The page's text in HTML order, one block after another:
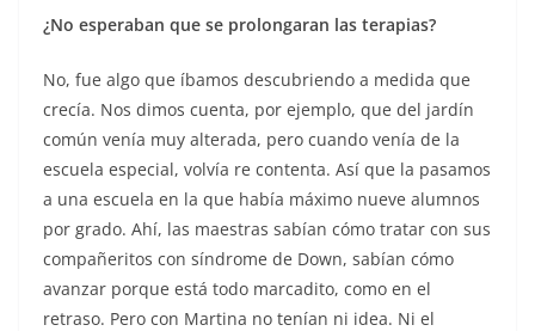
¿No esperaban que se prolongaran las terapias?
No, fue algo que íbamos descubriendo a medida que
crecía. Nos dimos cuenta, por ejemplo, que del jardín
común venía muy alterada, pero cuando venía de la
escuela especial, volvía re contenta. Así que la pasamos
a una escuela en la que había máximo nueve alumnos
por grado. Ahí, las maestras sabían cómo tratar con sus
compañeritos con síndrome de Down, sabían cómo
avanzar porque está todo marcadito, como en el
retraso. Pero con Martina no tenían ni idea. Ni el